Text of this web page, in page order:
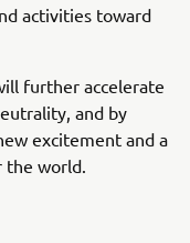
activities toward
further accelerate
and by
excitement and a
the world.